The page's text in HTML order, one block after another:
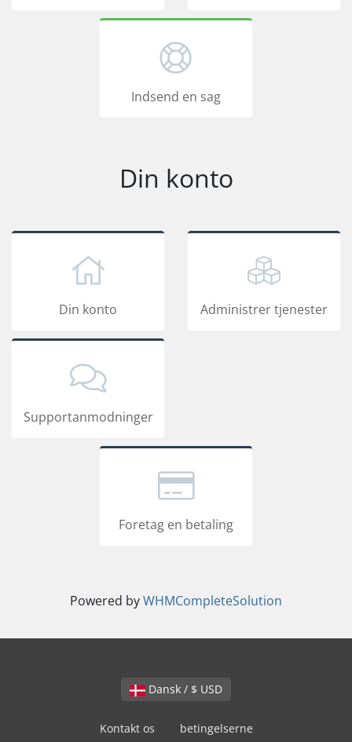
Indsend en sag
Din konto
Din konto Administrer tjenester
Supportanmodninger
Foretag en betaling
Powered byWHMCompleteSolution
Dansk / $ USD
Kontakt os betingelserne